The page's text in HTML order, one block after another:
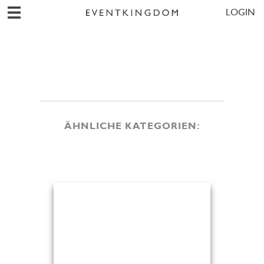
LOGIN
ÄHNLICHE KATEGORIEN: